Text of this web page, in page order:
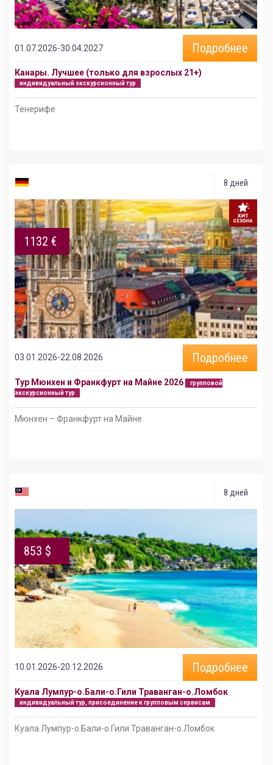
01.07.2026-30.04.2027 Подробнее
Канары. Лучшее (только для взрослых 21+)
индивидуальный экскурсионный тур
Тенерифе
8 дней
1132 €
03.01.2026-22.08.2026 Подробнее
Тур Мюнхен и Франкфурт на Майне 2026
групповой
экскурсионный тур
Мюнхен – Франкфурт на Майне
8 дней
853 $
10.01.2026-20.12.2026 Подробнее
Куала Лумпур-о.Бали-о.Гили Траванган-о.Ломбок
индивидуальный тур, присоединение к групповым сервисам
Куала Лумпур-о.Бали-о.Гили Траванган-о.Ломбок